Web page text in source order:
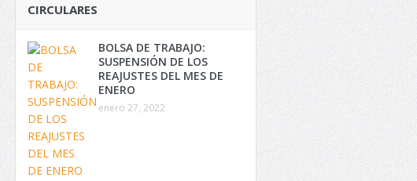
CIRCULARES
BOLSA DE TRABAJO:
SUSPENSIÓN DE LOS
REAJUSTES DEL MES DE
ENERO
enero 27, 2022